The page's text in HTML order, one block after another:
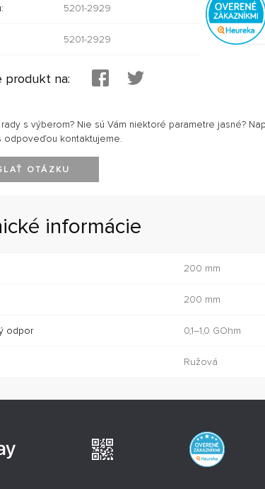
5201-2929
5201-2929
produkt na:
s výberom? Nie sú Vám niektoré parametre jasné?
odpoveďou kontaktujeme.
OTÁZKU
informácie
200 mm
200 mm
odpor 0,1–1,0 GOhm
Ružová